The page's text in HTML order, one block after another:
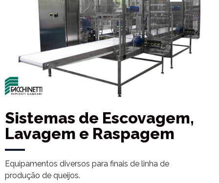
Sistemas de Escovagem,
Lavagem e Raspagem
Equipamentos diversos para finais de linha de
produção de queijos.